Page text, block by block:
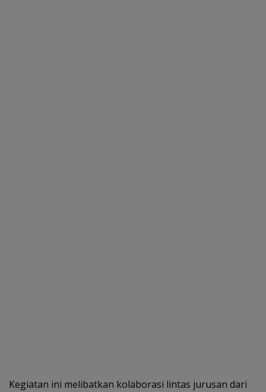
Kegiatan ini melibatkan kolaborasi lintas jurusan dari